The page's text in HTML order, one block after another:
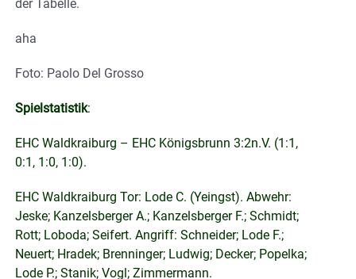
der Tabelle.
aha
Foto: Paolo Del Grosso
Spielstatistik:
EHC Waldkraiburg – EHC Königsbrunn 3:2n.V. (1:1,
0:1, 1:0, 1:0).
EHC Waldkraiburg Tor: Lode C. (Yeingst). Abwehr:
Jeske; Kanzelsberger A.; Kanzelsberger F.; Schmidt;
Rott; Loboda; Seifert. Angriff: Schneider; Lode F.;
Neuert; Hradek; Brenninger; Ludwig; Decker; Popelka;
Lode P.; Stanik; Vogl; Zimmermann.